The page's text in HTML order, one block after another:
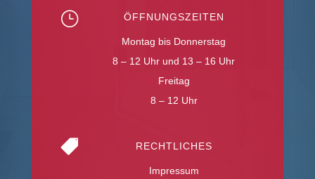
} ÖFFNUNGSZEITEN
Montag bis Donnerstag
8 – 12 Uhr und 13 – 16 Uhr
Freitag
8 – 12 Uhr
 RECHTLICHES
Impressum